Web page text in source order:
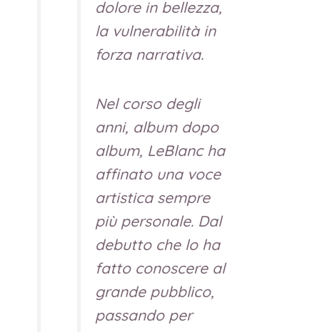
dolore in bellezza,
la vulnerabilità in
forza narrativa.
Nel corso degli
anni, album dopo
album, LeBlanc ha
affinato una voce
artistica sempre
più personale. Dal
debutto che lo ha
fatto conoscere al
grande pubblico,
passando per